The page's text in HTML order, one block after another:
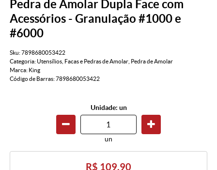
Pedra de Amolar Dupla Face com
Acessórios - Granulação #1000 e
#6000
Sku:7898680053422
Categoria: Utensílios Facas e Pedras de Amolar Pedra de Amolar
Marca: King
Código de Barras:7898680053422
Unidade: un
un
R$ 109,90